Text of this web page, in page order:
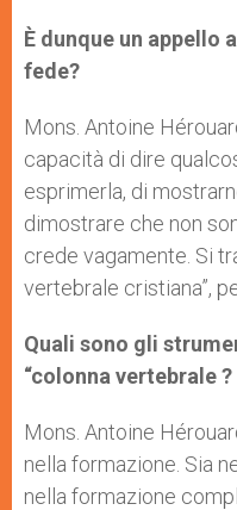
È dunque un appello
fede?
Mons. Antoine
capacità di dire
esprimerla, di
dimostrare che non
crede vagamente. Si
vertebrale cristiana”,
Quali sono gli
“colonna vertebrale ?
Mons. Antoine
nella formazione. Sia
nella formazione